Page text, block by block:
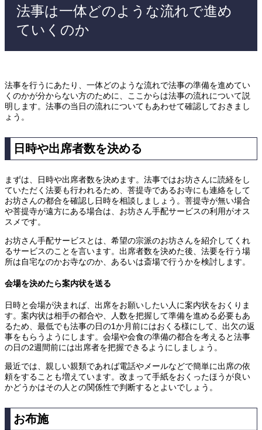
法事は一体どのような流れで進め
ていくのか
法事を行うにあたり、一体どのような流れで法事の準備を進めてい
くのかが分からない方のために、ここからは法事の流れについて説
明します。法事の当日の流れについてもあわせて確認しておきまし
ょう。
日時や出席者数を決める
まずは、日時や出席者数を決めます。法事ではお坊さんに読経をし
ていただく法要も行われるため、菩提寺であるお寺にも連絡をして
お坊さんの都合を確認し日時を相談しましょう。菩提寺が無い場合
や菩提寺が遠方にある場合は、お坊さん手配サービスの利用がオス
スメです。
お坊さん手配サービスとは、希望の宗派のお坊さんを紹介してくれ
るサービスのことを言います。出席者数を決めた後、法要を行う場
所は自宅なのかお寺なのか、あるいは斎場で行うかを検討します。
会場を決めたら案内状を送る
日時と会場が決まれば、出席をお願いしたい人に案内状をおくりま
す。案内状は相手の都合や、人数を把握して準備を進める必要もあ
るため、最低でも法事の日の1か月前にはおくる様にして、出欠の返
事をもらうようにします。会場や会食の準備の都合を考えると法事
の日の2週間前には出席者を把握できるようにしましょう。
最近では、親しい親類であれば電話やメールなどで簡単に出席の依
頼をすることも増えています。改まって手紙をおくったほうが良い
かどうかはその人との関係性で判断するとよいでしょう。
お布施